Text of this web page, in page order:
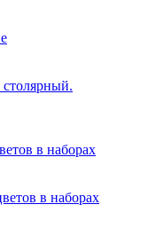
в наборах
в наборах